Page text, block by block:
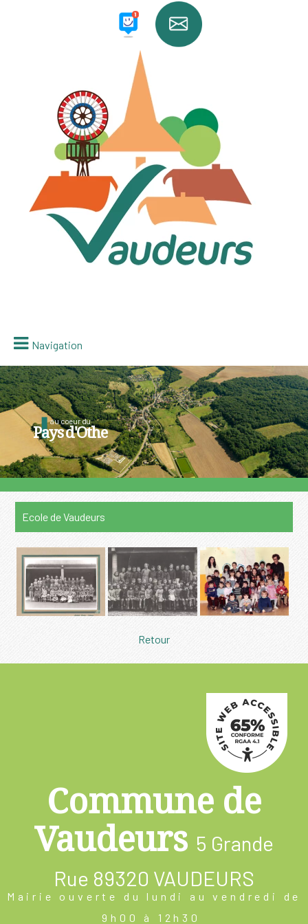
Navigation
au coeur du
Pays d'Othe
Ecole de Vaudeurs
Retour
Commune de
Vaudeurs 5 Grande
Rue 89320 VAUDEURS
Mairie ouverte du lundi au vendredi de
9h00 à 12h30